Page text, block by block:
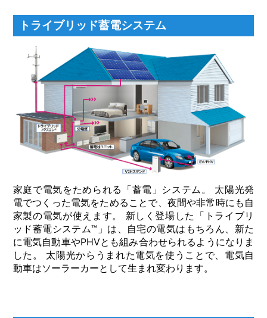
トライブリッド蓄電システム
家庭で電気をためられる「蓄電」システム。 太陽光発
電でつくった電気をためることで、夜間や非常時にも自
家製の電気が使えます。 新しく登場した「トライブリ
ッド蓄電システム™」は、自宅の電気はもちろん、新た
に電気自動車やPHVとも組み合わせられるようになりま
した。 太陽光からうまれた電気を使うことで、電気自
動車はソーラーカーとして生まれ変わります。